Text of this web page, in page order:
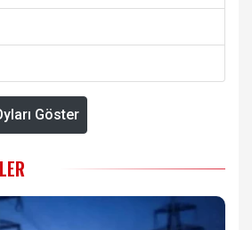
Göster